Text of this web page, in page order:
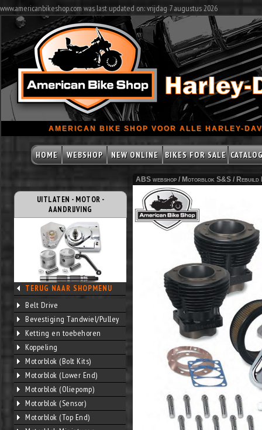
www.americanbikeshop.com was last updated on: vrijdag 7 augustus 2026
AMERICAN BIKE SHOP VOOR ALLE HARLEY-
HOME WEBSHOP NEW ONLINE BIKES FOR SALE
UITLATEN - MOTOR -
AANDRIJVING
TERUG NAAR SHOPMENU
Belt Drive
Bevestiging Tandwiel/Pulley
Ketting en toebehoren
Koppeling
Motorblok (Bolt Kits)
Motorblok (Lower End)
Motorblok (Oliepomp)
Motorblok (Sensor)
Motorblok (Top End)
ABS webshop / Motorblok S&S / Rebuild